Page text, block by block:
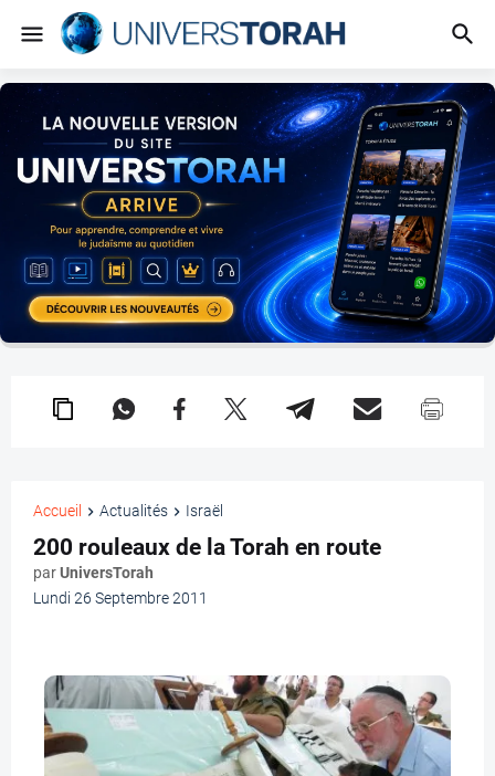
Accueil Actualités Israël
200 rouleaux de la Torah en route
parUniversTorah
Lundi 26 Septembre 2011